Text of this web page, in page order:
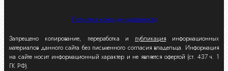
Политика конфиденциальности
Запрещено копирование, переработка и публикация информационных
материалов данного сайта без письменного согласия владельца. Информация
на сайте носит информационный характер и не является офертой (ст. 437 ч. 1
ГК РФ).